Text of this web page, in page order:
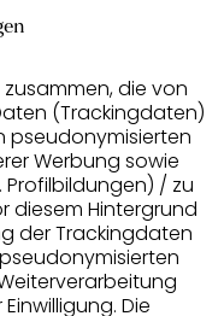
zusammen, die von
(Trackingdaten)
pseudonymisierten
Werbung sowie
Profilbildungen) / zu
diesem Hintergrund
der Trackingdaten
Die